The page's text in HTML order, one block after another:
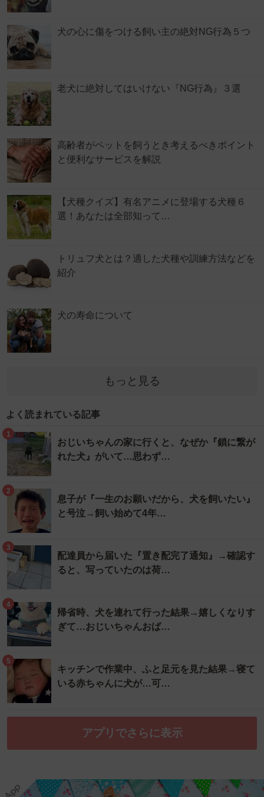
犬の心に傷をつける飼い主の絶対NG行為５つ
老犬に絶対してはいけない『NG行為』３選
高齢者がペットを飼うとき考えるべきポイント
と便利なサービスを解説
【犬種クイズ】有名アニメに登場する犬種６
選！あなたは全部知って…
トリュフ犬とは？適した犬種や訓練方法などを
紹介
犬の寿命について
もっと見る
よく読まれている記事
1
おじいちゃんの家に行くと、なぜか『鎖に繋が
れた犬』がいて…思わず…
2
息子が『一生のお願いだから、犬を飼いたい』
と号泣→飼い始めて4年…
3
配達員から届いた『置き配完了通知』→確認す
ると、写っていたのは荷…
4
帰省時、犬を連れて行った結果→嬉しくなりす
ぎて…おじいちゃんおば…
5
キッチンで作業中、ふと足元を見た結果→寝て
いる赤ちゃんに犬が…可…
アプリでさらに表示